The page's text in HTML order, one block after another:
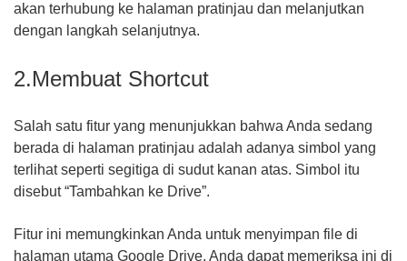
akan terhubung ke halaman pratinjau dan melanjutkan
dengan langkah selanjutnya.
2.Membuat Shortcut
Salah satu fitur yang menunjukkan bahwa Anda sedang
berada di halaman pratinjau adalah adanya simbol yang
terlihat seperti segitiga di sudut kanan atas. Simbol itu
disebut “Tambahkan ke Drive”.
Fitur ini memungkinkan Anda untuk menyimpan file di
halaman utama Google Drive. Anda dapat memeriksa ini di